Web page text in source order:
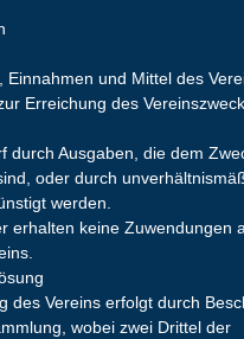
Einnahmen und Mittel des
Erreichung des
durch Ausgaben, die dem
oder durch
werden.
erhalten keine Zuwendungen
des Vereins erfolgt durch
wobei zwei Drittel der